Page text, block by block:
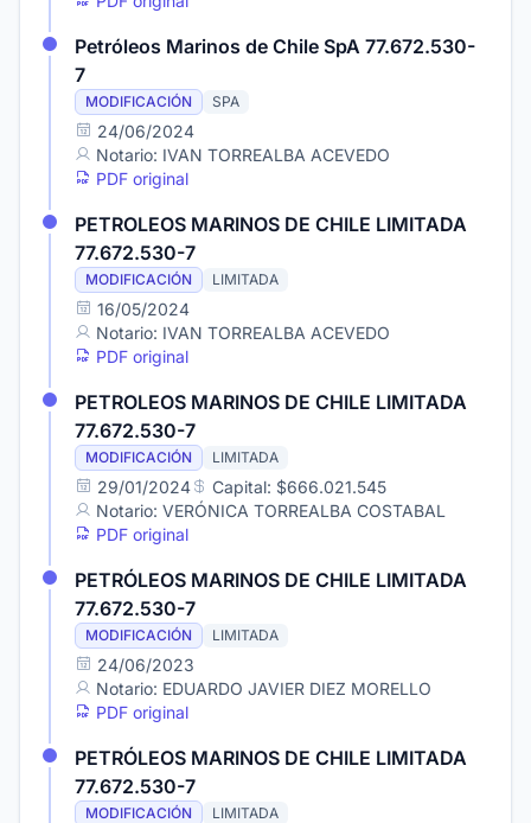
Petróleos Marinos de Chile SpA 77.672.530-
7
MODIFICACIÓN SPA
24/06/2024
Notario: IVAN TORREALBA ACEVEDO
PDF original
PETROLEOS MARINOS DE CHILE LIMITADA
77.672.530-7
MODIFICACIÓN LIMITADA
16/05/2024
Notario: IVAN TORREALBA ACEVEDO
PDF original
PETROLEOS MARINOS DE CHILE LIMITADA
77.672.530-7
MODIFICACIÓN LIMITADA
29/01/2024
Capital: $666.021.545
Notario: VERÓNICA TORREALBA COSTABAL
PDF original
PETRÓLEOS MARINOS DE CHILE LIMITADA
77.672.530-7
MODIFICACIÓN LIMITADA
24/06/2023
Notario: EDUARDO JAVIER DIEZ MORELLO
PDF original
PETRÓLEOS MARINOS DE CHILE LIMITADA
77.672.530-7
MODIFICACIÓN LIMITADA